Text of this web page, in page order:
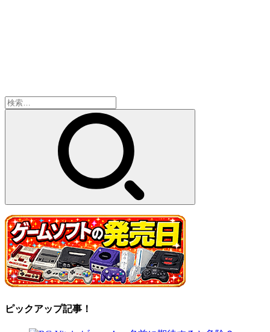
検
索:
ピックアップ記事！